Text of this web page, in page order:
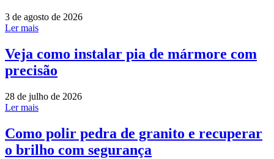
3 de agosto de 2026
Ler mais
Veja como instalar pia de mármore com
precisão
28 de julho de 2026
Ler mais
Como polir pedra de granito e recuperar
o brilho com segurança